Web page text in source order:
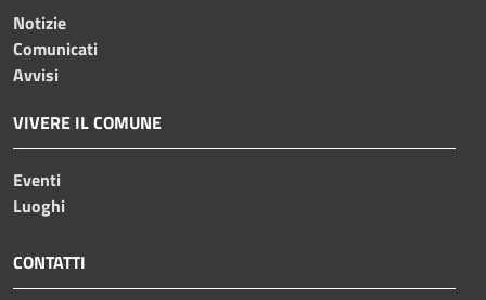
Notizie
Comunicati
Avvisi
VIVERE IL COMUNE
Eventi
Luoghi
CONTATTI